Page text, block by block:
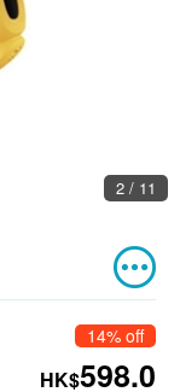
2 / 11
14% off
HK$598.0